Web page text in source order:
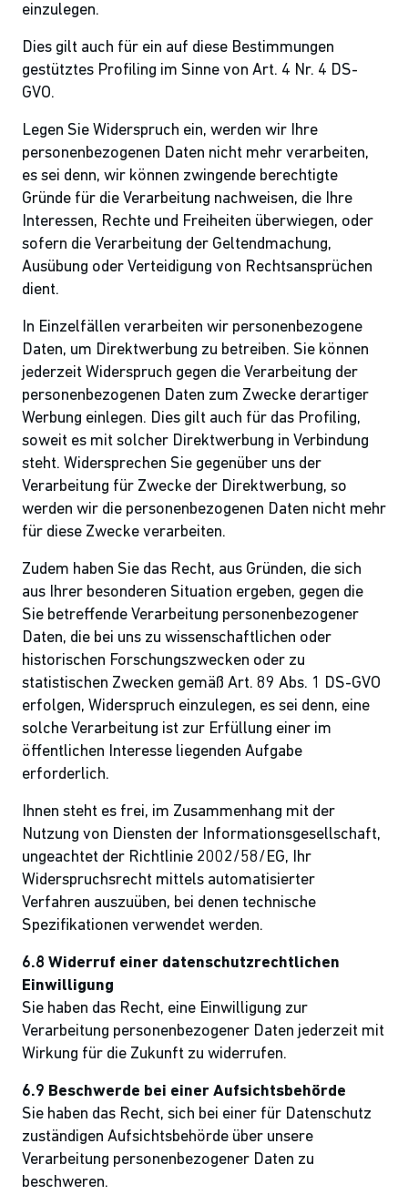
einzulegen.
Dies gilt auch für ein auf diese Bestimmungen
gestütztes Profiling im Sinne von Art. 4 Nr. 4 DS-
GVO.
Legen Sie Widerspruch ein, werden wir Ihre
personenbezogenen Daten nicht mehr verarbeiten,
es sei denn, wir können zwingende berechtigte
Gründe für die Verarbeitung nachweisen, die Ihre
Interessen, Rechte und Freiheiten überwiegen, oder
sofern die Verarbeitung der Geltendmachung,
Ausübung oder Verteidigung von Rechtsansprüchen
dient.
In Einzelfällen verarbeiten wir personenbezogene
Daten, um Direktwerbung zu betreiben. Sie können
jederzeit Widerspruch gegen die Verarbeitung der
personenbezogenen Daten zum Zwecke derartiger
Werbung einlegen. Dies gilt auch für das Profiling,
soweit es mit solcher Direktwerbung in Verbindung
steht. Widersprechen Sie gegenüber uns der
Verarbeitung für Zwecke der Direktwerbung, so
werden wir die personenbezogenen Daten nicht mehr
für diese Zwecke verarbeiten.
Zudem haben Sie das Recht, aus Gründen, die sich
aus Ihrer besonderen Situation ergeben, gegen die
Sie betreffende Verarbeitung personenbezogener
Daten, die bei uns zu wissenschaftlichen oder
historischen Forschungszwecken oder zu
statistischen Zwecken gemäß Art. 89 Abs. 1 DS-GVO
erfolgen, Widerspruch einzulegen, es sei denn, eine
solche Verarbeitung ist zur Erfüllung einer im
öffentlichen Interesse liegenden Aufgabe
erforderlich.
Ihnen steht es frei, im Zusammenhang mit der
Nutzung von Diensten der Informationsgesellschaft,
ungeachtet der Richtlinie 2002/58/EG, Ihr
Widerspruchsrecht mittels automatisierter
Verfahren auszuüben, bei denen technische
Spezifikationen verwendet werden.
6.8 Widerruf einer datenschutzrechtlichen
Einwilligung
Sie haben das Recht, eine Einwilligung zur
Verarbeitung personenbezogener Daten jederzeit mit
Wirkung für die Zukunft zu widerrufen.
6.9 Beschwerde bei einer Aufsichtsbehörde
Sie haben das Recht, sich bei einer für Datenschutz
zuständigen Aufsichtsbehörde über unsere
Verarbeitung personenbezogener Daten zu
beschweren.